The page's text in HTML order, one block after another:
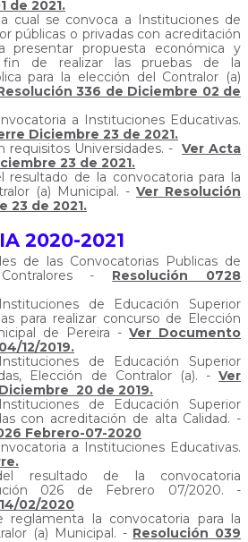
de 2021.
cual se convoca a Instituciones de
públicas o privadas con acreditación
presentar propuesta económica y
de realizar las pruebas de la
para la elección del Contralor (a)
336 de Diciembre 02 de
a Instituciones Educativas.
Diciembre 23 de 2021.
requisitos Universidades. - Ver Acta
23 de 2021.
resultado de la convocatoria para la
(a) Municipal. - Ver Resolución
23 de 2021.
2020-2021
de las Convocatorias Publicas de
- Resolución 0728
de Educación Superior
para realizar concurso de Elección
de Pereira - Ver Documento
12/2019.
de Educación Superior
Elección de Contralor (a). - Ver
20 de 2019.
de Educación Superior
con acreditación de alta Calidad. -
Febrero-07-2020
a Instituciones Educativas.
resultado de la convocatoria
026 de Febrero 07/2020. -
02/2020
reglamenta la convocatoria para la
(a) Municipal. - Resolución 039